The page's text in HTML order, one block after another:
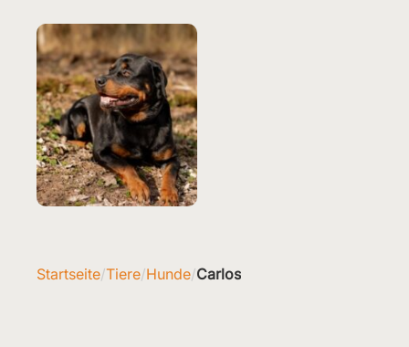
Startseite/Tiere/Hunde/Carlos